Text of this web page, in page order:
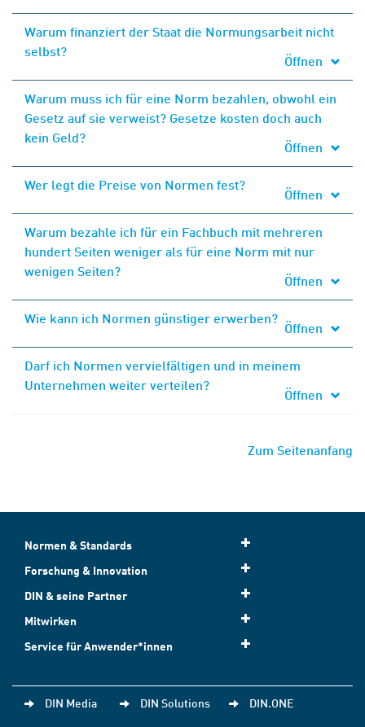
Warum finanziert der Staat die Normungsarbeit nicht
selbst?
Öffnen
Warum muss ich für eine Norm bezahlen, obwohl ein
Gesetz auf sie verweist? Gesetze kosten doch auch
kein Geld?
Öffnen
Wer legt die Preise von Normen fest?
Öffnen
Warum bezahle ich für ein Fachbuch mit mehreren
hundert Seiten weniger als für eine Norm mit nur
wenigen Seiten?
Öffnen
Wie kann ich Normen günstiger erwerben?
Öffnen
Darf ich Normen vervielfältigen und in meinem
Unternehmen weiter verteilen?
Öffnen
Zum Seitenanfang
Normen & Standards
Forschung & Innovation
DIN & seine Partner
Mitwirken
Service für Anwender*innen
DIN Media DIN Solutions DIN.ONE